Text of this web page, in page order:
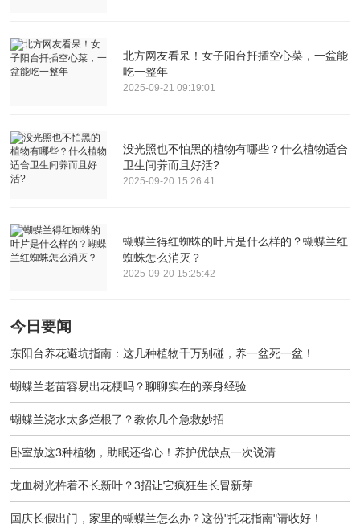
北方网友看呆！女子阳台扦插空心菜，一盆能
吃一整年
2025-09-21 09:19:01
没光照也不怕黑的植物有哪些？什么植物适合
卫生间养而且好活?
2025-09-20 15:26:41
蝴蝶兰得红蜘蛛的叶片是什么样的？蝴蝶兰红
蜘蛛怎么消灭？
2025-09-20 15:25:42
今日要闻
东阳台养花避坑指南：这几种植物千万别碰，养一盆死一盆！
蝴蝶兰老苗容易出花梗吗？聊聊实在的亲身经验
蝴蝶兰浇水太多烂根了？教你几个急救妙招
卧室放这3种植物，助眠还省心！养护优缺点一次说清
龙血树光杵着不长新叶？3招让它疯狂生长冒新芽
国庆长假出门，家里的蝴蝶兰怎么办？这份"托花指南"请收好！